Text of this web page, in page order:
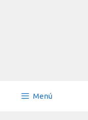
Menú